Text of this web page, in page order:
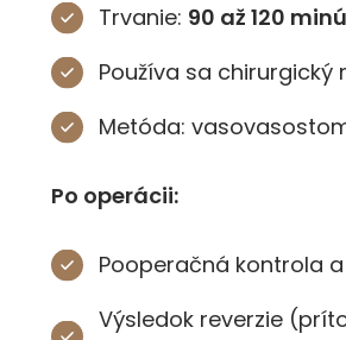
Trvanie: 90 až 120
Používa sa
Metóda:
Po operácii:
Pooperačná kontrola
Výsledok reverzie